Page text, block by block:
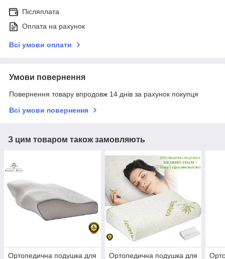
Післяплата
Оплата на рахунок
Всі умови оплати
Умови повернення
Повернення товару впродовж 14 днів за рахунок покупця
Всі умови повернення
З цим товаром також замовляють
Ортопедична подушка для Ортопедична подушка для